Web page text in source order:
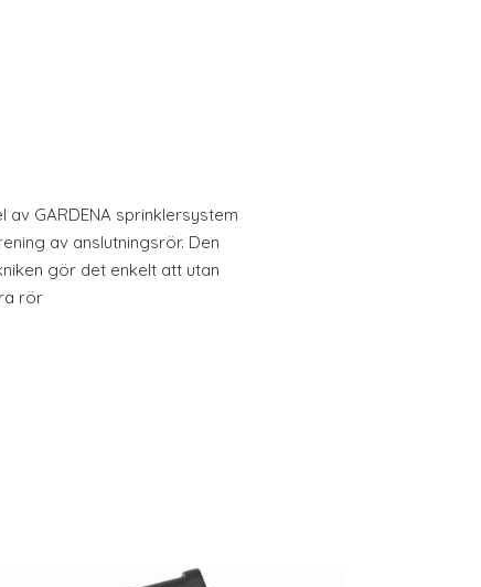
GARDENA sprinklersystem
av anslutningsrör. Den
gör det enkelt att utan
rör